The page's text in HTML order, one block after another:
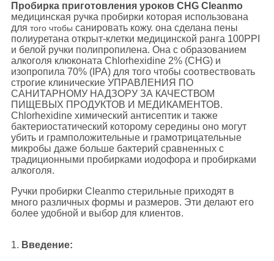
Пробирка приготовления уроков CHG Cleanmo
медицинская ручка пробирки которая использована
для того чтобы санировать кожу. она сделана пены
полиуретана открыт-клетки медицинской ранга 100PPI
и белой ручки полипропилена. Она с образованием
алкоголя клюконата Chlorhexidine 2% (CHG) и
изопропила 70% (IPA) для того чтобы соотвествовать
строгие клинические УПРАВЛЕНИЯ ПО
САНИТАРНОМУ НАДЗОРУ ЗА КАЧЕСТВОМ
ПИЩЕВЫХ ПРОДУКТОВ И МЕДИКАМЕНТОВ.
Chlorhexidine химический антисептик и также
бактериостатический которому середины оно могут
убить и грамположительные и грамотрицательные
микробы даже больше бактерий сравненных с
традиционными пробирками иодофора и пробирками
алкоголя.
Ручки пробирки Cleanmo стерильные приходят в
много различных формы и размеров. Эти делают его
более удобной и выбор для клиентов.
1. Введение: